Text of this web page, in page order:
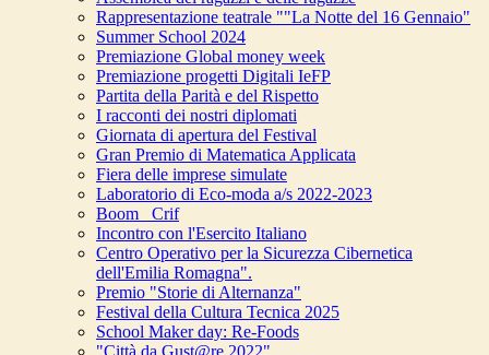
Rappresentazione teatrale ""La Notte del 16 Gennaio"
Summer School 2024
Premiazione Global money week
Premiazione progetti Digitali IeFP
Partita della Parità e del Rispetto
I racconti dei nostri diplomati
Giornata di apertura del Festival
Gran Premio di Matematica Applicata
Fiera delle imprese simulate
Laboratorio di Eco-moda a/s 2022-2023
Boom_ Crif
Incontro con l'Esercito Italiano
Centro Operativo per la Sicurezza Cibernetica
dell'Emilia Romagna".
Premio "Storie di Alternanza"
Festival della Cultura Tecnica 2025
School Maker day: Re-Foods